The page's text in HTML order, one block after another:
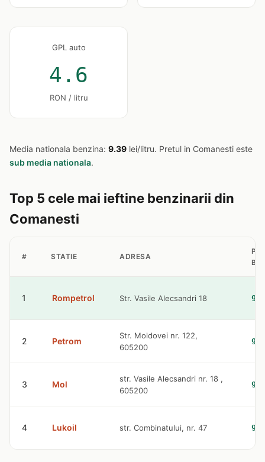
GPL auto
4.6
RON / litru
Media nationala benzina: 9.39 lei/litru. Pretul in Comanesti este
sub media nationala.
Top 5 cele mai ieftine benzinarii din
Comanesti
# STATIE ADRESA
1 Rompetrol Str. Vasile Alecsandri 18
2 Petrom
Str. Moldovei nr. 122,
605200
3 Mol
str. Vasile Alecsandri nr. 18 ,
605200
4 Lukoil str. Combinatului, nr. 47